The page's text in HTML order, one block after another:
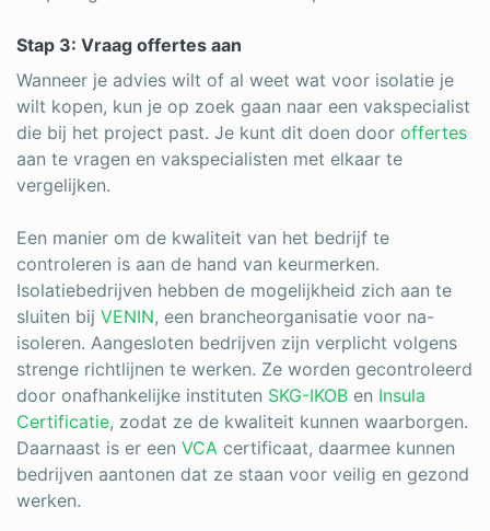
Stap 3: Vraag offertes aan
Wanneer je advies wilt of al weet wat voor isolatie je
wilt kopen, kun je op zoek gaan naar een vakspecialist
die bij het project past. Je kunt dit doen door offertes
aan te vragen en vakspecialisten met elkaar te
vergelijken.
Een manier om de kwaliteit van het bedrijf te
controleren is aan de hand van keurmerken.
Isolatiebedrijven hebben de mogelijkheid zich aan te
sluiten bij VENIN, een brancheorganisatie voor na-
isoleren. Aangesloten bedrijven zijn verplicht volgens
strenge richtlijnen te werken. Ze worden gecontroleerd
door onafhankelijke instituten SKG-IKOB en Insula
Certificatie, zodat ze de kwaliteit kunnen waarborgen.
Daarnaast is er een VCA certificaat, daarmee kunnen
bedrijven aantonen dat ze staan voor veilig en gezond
werken.